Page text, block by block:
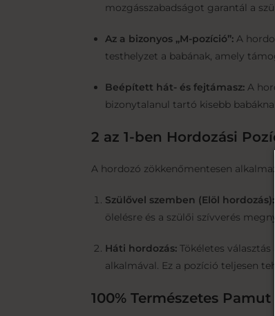
mozgásszabadságot garantál a
Az a bizonyos „M-pozíció”: A
testhelyzet a babának, amely
Beépített hát- és fejtámasz: A
bizonytalanul tartó kisebb
2 az 1-ben Hordozási
A hordozó zökkenőmentesen
Szülővel szemben (Elöl hordozás):
ölelésre és a szülői szívverés
Háti hordozás: Tökéletes
alkalmával. Ez a pozíció teljesen
100% Természetes